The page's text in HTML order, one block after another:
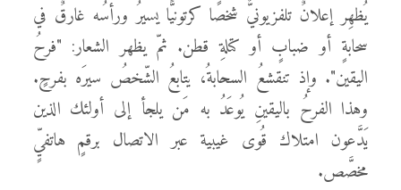
يُظهِر إعلانٌ تلفزيونيٌّ شخصًا كرتونيًّا يسيرُ ورأسُه غارقٌ في
سحابةٍ أو ضبابٍ أو كتلةِ قطن. ثمّ يظهر الشعار: "فرحُ
اليقين". وإذ تنقشعُ السحابةُ، يتابعُ الشّخصُ سيرَه بفرحٍ.
وهذا الفرحُ باليقينِ يُوعَدُ به مَن يلجأ إلى أولئك الذين
يَدَّعون امتلاك قُوى غيبية عبر الاتصال برقمٍ هاتفيٍّ
مخصَّص.